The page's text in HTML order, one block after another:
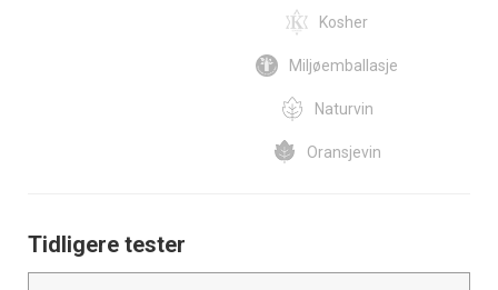
Kosher
Miljøemballasje
Naturvin
Oransjevin
Tidligere tester